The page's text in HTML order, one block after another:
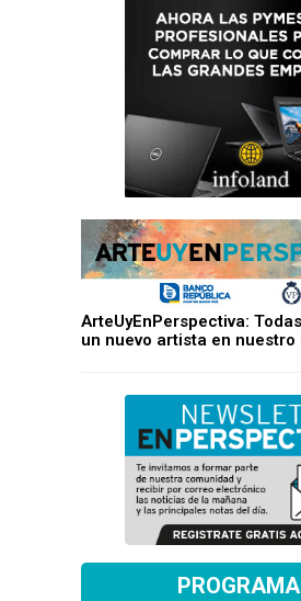
ArteUyEnPerspectiva:
un nuevo artista en nuestro